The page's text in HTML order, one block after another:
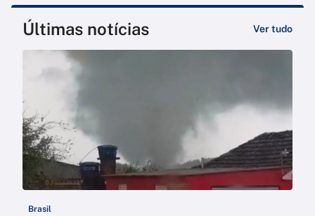
Últimas notícias Ver tudo
Brasil